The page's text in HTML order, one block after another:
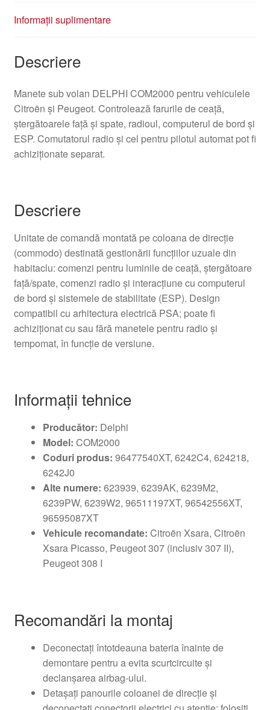
Informații suplimentare
Descriere
Manete sub volan DELPHI COM2000 pentru vehiculele
Citroën și Peugeot. Controlează farurile de ceață,
ștergătoarele față și spate, radioul, computerul de bord și
ESP. Comutatorul radio și cel pentru pilotul automat pot fi
achiziționate separat.
Descriere
Unitate de comandă montată pe coloana de direcție
(commodo) destinată gestionării funcţiilor uzuale din
habitaclu: comenzi pentru luminile de ceață, ştergătoare
faţă/spate, comenzi radio şi interacţiune cu computerul
de bord şi sistemele de stabilitate (ESP). Design
compatibil cu arhitectura electrică PSA; poate fi
achiziţionat cu sau fără manetele pentru radio şi
tempomat, în funcţie de versiune.
Informații tehnice
Producător: Delphi
Model: COM2000
Coduri produs: 96477540XT, 6242C4, 624218,
6242J0
Alte numere: 623939, 6239AK, 6239M2,
6239PW, 6239W2, 96511197XT, 96542556XT,
96595087XT
Vehicule recomandate: Citroën Xsara, Citroën
Xsara Picasso, Peugeot 307 (inclusiv 307 II),
Peugeot 308 I
Recomandări la montaj
Deconectaţi întotdeauna bateria înainte de
demontare pentru a evita scurtcircuite şi
declanşarea airbag-ului.
Detaşaţi panourile coloanei de direcţie şi